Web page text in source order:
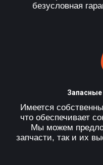
безусловная
Запасные
Имеется
что обеспечивает
Мы можем
запчасти, так и их